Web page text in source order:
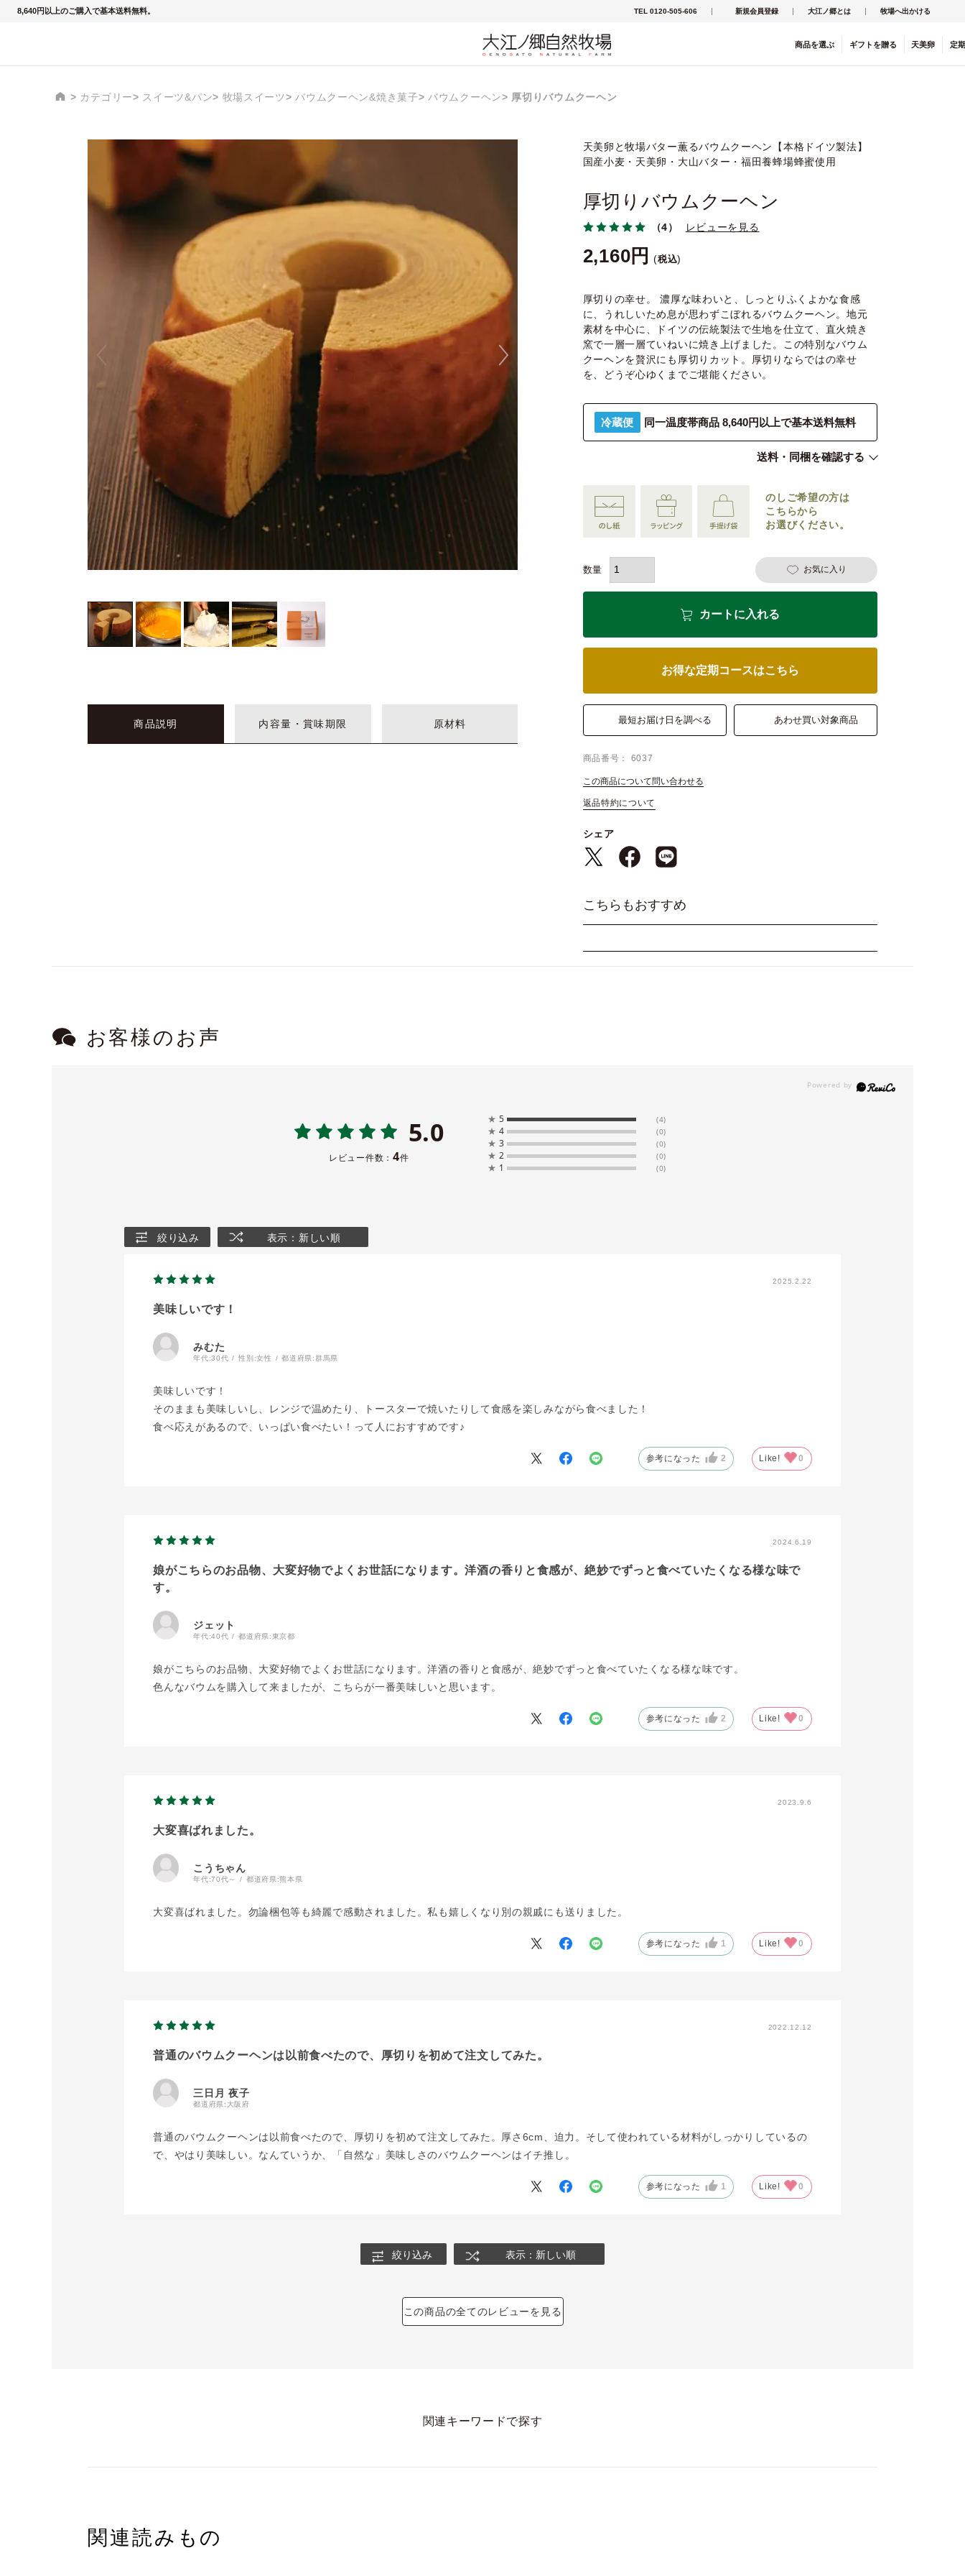
8,640円以上のご購入で基本送料無料。 TEL 0120-505-606 新規会員登録 大江ノ郷とは 牧場へ出かける
商品を選ぶ ギフト を贈る 天美卵 定
カテゴリー スイーツ&パン 牧場スイーツ バウムクーヘン&焼き菓子 バウムクーヘン 厚切りバウムクーヘン
天美卵と牧場バター薫るバウムクーヘン【本格ドイツ製法】
国産小麦・天美卵・大山バター・福田養蜂場蜂蜜使用
厚切りバウムクーヘン
（4） レビューを見る
2,160 税込
厚切りの幸せ。 濃厚な味わいと、しっとりふくよかな食感
に、うれしいため息が思わずこぼれるバウムクーヘン。地元
素材を中心に、ドイツの伝統製法で生地を仕立て、直火焼き
窯で一層一層ていねいに焼き上げました。この特別なバウム
クーヘンを贅沢にも厚切りカット。厚切りならではの幸せ
を、どうぞ心ゆくまでご堪能ください。
冷蔵便 同一温度帯商品 8,640円以上で基本送料無料
送料・同梱を確認する
のしご希望の方は
こちらから
お選びください。
お気に入り
カートに入れる
お得な定期コースはこちら
最短お届け日を調べる あわせ買い対象商品
商品番号 6037
この商品について問い合わせる
返品特約について
シェア
こちらもおすすめ
商品説明 内容量・賞味期限 原材料
お客様のお声
5.0
レビュー件数： 4件
★ 5 (4)
★ 4 (0)
★ 3 (0)
★ 2 (0)
★ 1 (0)
絞り込み 表示：新しい順
2025.2.22
美味しいです！
みむた
年代:30代 性別:女性 都道府県:群馬県
美味しいです！
そのままも美味しいし、レンジで温めたり、トースターで焼いたりして食感を楽しみながら食べました！
食べ応えがあるので、いっぱい食べたい！って人におすすめです♪
参考になった 2 Like! 0
2024.6.19
娘がこちらのお品物、大変好物でよくお世話になります。洋酒の香りと食感が、絶妙でずっと食べていたくなる様な味で
す。
ジェット
年代:40代 都道府県:東京都
娘がこちらのお品物、大変好物でよくお世話になります。洋酒の香りと食感が、絶妙でずっと食べていたくなる様な味です。
色んなバウムを購入して来ましたが、こちらが一番美味しいと思います。
参考になった 2 Like! 0
2023.9.6
大変喜ばれました。
こうちゃん
年代:70代～ 都道府県:熊本県
大変喜ばれました。勿論梱包等も綺麗で感動されました。私も嬉しくなり別の親戚にも送りました。
参考になった 1 Like! 0
2022.12.12
普通のバウムクーヘンは以前食べたので、厚切りを初めて注文してみた。
三日月 夜子
都道府県: 大阪府
普通のバウムクーヘンは以前食べたので、厚切りを初めて注文してみた。厚さ6cm、迫力。そして使われている材料がしっかりしているの
で、やはり美味しい。なんていうか、「自然な」美味しさのバウムクーヘンはイチ推し。
参考になった 1 Like! 0
絞り込み 表示：新しい順
この商品の全てのレビューを見る
関連キーワードで探す
関連読みもの